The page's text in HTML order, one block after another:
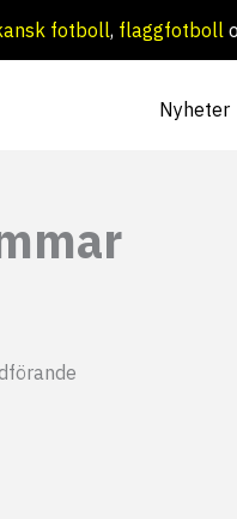
fotboll, flaggfotboll
Nyheter